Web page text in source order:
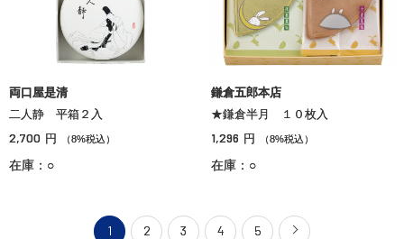
両口屋是清
二人静 平箱２入
2,700 円 （8%税込）
在庫：○
鎌倉五郎本店
★鎌倉半月 １０枚入
1,296 円 （8%税込）
在庫：○
1 2 3 4 5